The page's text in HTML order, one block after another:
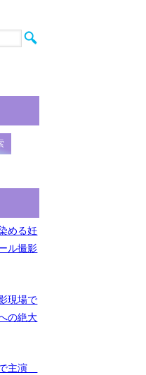
める妊
ル撮影
現場で
の絶大
主演